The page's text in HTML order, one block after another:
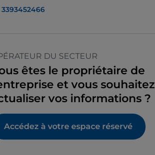
3393452466
DU SECTEUR
êtes le propriétaire de
et vous souhaitez
vos informations ?
Accédez à votre espace réservé